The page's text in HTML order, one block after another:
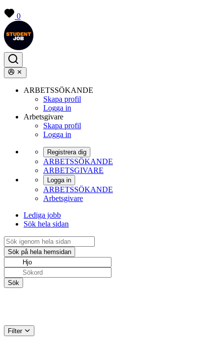
0
ARBETSSÖKANDE
Skapa profil
Logga in
Arbetsgivare
Skapa profil
Logga in
Registrera dig
ARBETSSÖKANDE
ARBETSGIVARE
Logga in
ARBETSSÖKANDE
Arbetsgivare
Lediga jobb
Sök hela sidan
Filter